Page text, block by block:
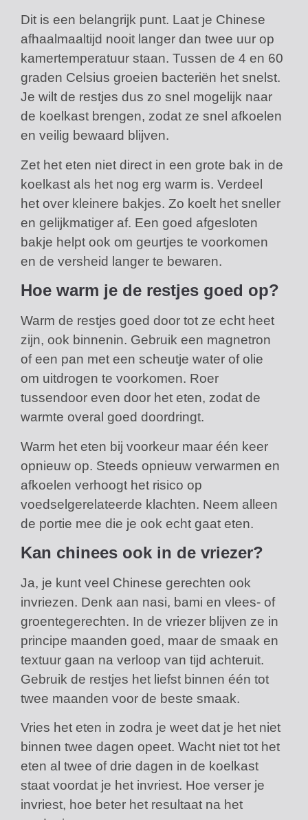
Dit is een belangrijk punt. Laat je Chinese
afhaalmaaltijd nooit langer dan twee uur op
kamertemperatuur staan. Tussen de 4 en 60
graden Celsius groeien bacteriën het snelst.
Je wilt de restjes dus zo snel mogelijk naar
de koelkast brengen, zodat ze snel afkoelen
en veilig bewaard blijven.
Zet het eten niet direct in een grote bak in de
koelkast als het nog erg warm is. Verdeel
het over kleinere bakjes. Zo koelt het sneller
en gelijkmatiger af. Een goed afgesloten
bakje helpt ook om geurtjes te voorkomen
en de versheid langer te bewaren.
Hoe warm je de restjes goed op?
Warm de restjes goed door tot ze echt heet
zijn, ook binnenin. Gebruik een magnetron
of een pan met een scheutje water of olie
om uitdrogen te voorkomen. Roer
tussendoor even door het eten, zodat de
warmte overal goed doordringt.
Warm het eten bij voorkeur maar één keer
opnieuw op. Steeds opnieuw verwarmen en
afkoelen verhoogt het risico op
voedselgerelateerde klachten. Neem alleen
de portie mee die je ook echt gaat eten.
Kan chinees ook in de vriezer?
Ja, je kunt veel Chinese gerechten ook
invriezen. Denk aan nasi, bami en vlees- of
groentegerechten. In de vriezer blijven ze in
principe maanden goed, maar de smaak en
textuur gaan na verloop van tijd achteruit.
Gebruik de restjes het liefst binnen één tot
twee maanden voor de beste smaak.
Vries het eten in zodra je weet dat je het niet
binnen twee dagen opeet. Wacht niet tot het
eten al twee of drie dagen in de koelkast
staat voordat je het invriest. Hoe verser je
invriest, hoe beter het resultaat na het